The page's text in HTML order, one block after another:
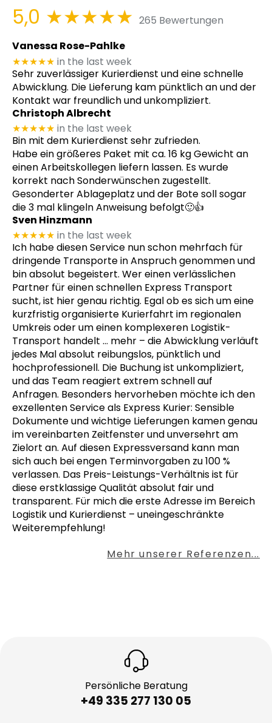
5,0 ★★★★★ 265 Bewertungen
Vanessa Rose-Pahlke
★★★★★ in the last week
Sehr zuverlässiger Kurierdienst und eine schnelle
Abwicklung. Die Lieferung kam pünktlich an und der
Kontakt war freundlich und unkompliziert.
Christoph Albrecht
★★★★★ in the last week
Bin mit dem Kurierdienst sehr zufrieden.
Habe ein größeres Paket mit ca. 16 kg Gewicht an
einen Arbeitskollegen liefern lassen. Es wurde
korrekt nach Sonderwünschen zugestellt.
Gesonderter Ablageplatz und der Bote soll sogar
die 3 mal klingeln Anweisung befolgt🙂👍
Sven Hinzmann
★★★★★ in the last week
Ich habe diesen Service nun schon mehrfach für
dringende Transporte in Anspruch genommen und
bin absolut begeistert. Wer einen verlässlichen
Partner für einen schnellen Express Transport
sucht, ist hier genau richtig. Egal ob es sich um eine
kurzfristig organisierte Kurierfahrt im regionalen
Umkreis oder um einen komplexeren Logistik-
Transport handelt … mehr – die Abwicklung verläuft
jedes Mal absolut reibungslos, pünktlich und
hochprofessionell. Die Buchung ist unkompliziert,
und das Team reagiert extrem schnell auf
Anfragen. Besonders hervorheben möchte ich den
exzellenten Service als Express Kurier: Sensible
Dokumente und wichtige Lieferungen kamen genau
im vereinbarten Zeitfenster und unversehrt am
Zielort an. Auf diesen Expressversand kann man
sich auch bei engen Terminvorgaben zu 100 %
verlassen. Das Preis-Leistungs-Verhältnis ist für
diese erstklassige Qualität absolut fair und
transparent. Für mich die erste Adresse im Bereich
Logistik und Kurierdienst – uneingeschränkte
Weiterempfehlung!
Mehr unserer Referenzen...
Persönliche Beratung
+49 335 277 130 05